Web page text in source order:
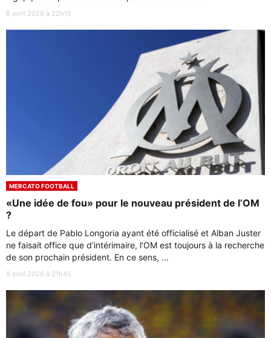
8 avril 2026 à 22h15
MERCATO FOOTBALL
«Une idée de fou» pour le nouveau président de l’OM
?
Le départ de Pablo Longoria ayant été officialisé et Alban Juster
ne faisait office que d’intérimaire, l’OM est toujours à la recherche
de son prochain président. En ce sens, ...
8 avril 2026 à 21h45